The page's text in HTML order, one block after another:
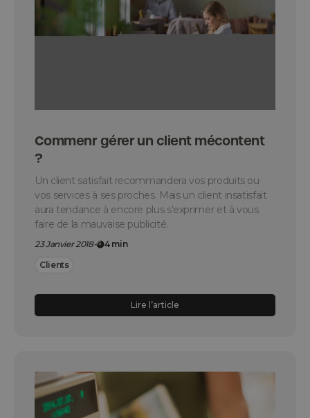
Commenr gérer un client mécontent
?
Un client satisfait recommandera vos produits ou
vos services à ses proches. Mais un client insatisfait
aura tendance à encore plus s’exprimer et à vous
faire de la mauvaise publicité.
23 Janvier 2018-
4 min
Clients
Lire l’article